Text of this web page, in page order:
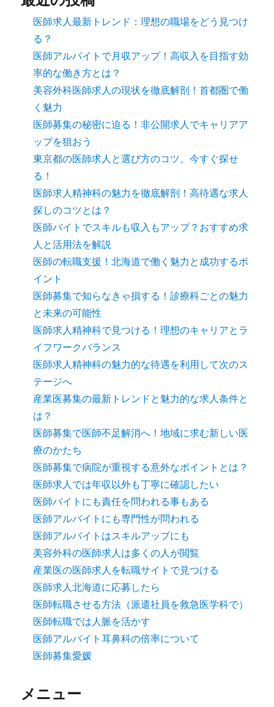
医師求人最新トレンド：理想の職場をどう見つけ
る？
医師アルバイトで月収アップ！高収入を目指す効
率的な働き方とは？
美容外科医師求人の現状を徹底解剖！首都圏で働
く魅力
医師募集の秘密に迫る！非公開求人でキャリアア
ップを狙おう
東京都の医師求人と選び方のコツ。今すぐ探せ
る！
医師求人精神科の魅力を徹底解剖！高待遇な求人
探しのコツとは？
医師バイトでスキルも収入もアップ？おすすめ求
人と活用法を解説
医師の転職支援！北海道で働く魅力と成功するポ
イント
医師募集で知らなきゃ損する！診療科ごとの魅力
と未来の可能性
医師求人精神科で見つける！理想のキャリアとラ
イフワークバランス
医師求人精神科の魅力的な待遇を利用して次のス
テージへ
産業医募集の最新トレンドと魅力的な求人条件と
は？
医師募集で医師不足解消へ！地域に求む新しい医
療のかたち
医師募集で病院が重視する意外なポイントとは？
医師求人では年収以外も丁寧に確認したい
医師バイトにも責任を問われる事もある
医師アルバイトにも専門性が問われる
医師アルバイトはスキルアップにも
美容外科の医師求人は多くの人が閲覧
産業医の医師求人を転職サイトで見つける
医師求人北海道に応募したら
医師転職させる方法（派遣社員を救急医学科で）
医師転職では人脈を活かす
医師アルバイト耳鼻科の倍率について
医師募集愛媛
メニュー